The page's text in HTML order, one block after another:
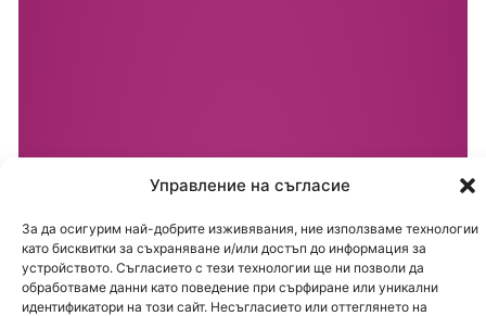
Управление на съгласие
За да осигурим най-добрите изживявания, ние използваме технологии
като бисквитки за съхраняване и/или достъп до информация за
устройството. Съгласието с тези технологии ще ни позволи да
обработваме данни като поведение при сърфиране или уникални
идентификатори на този сайт. Несъгласието или оттеглянето на